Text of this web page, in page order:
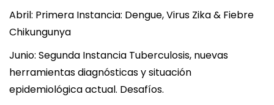
Abril: Primera Instancia: Dengue, Virus Zika & Fiebre
Chikungunya
Junio: Segunda Instancia Tuberculosis, nuevas
herramientas diagnósticas y situación
epidemiológica actual. Desafíos.